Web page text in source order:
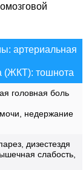
артериальная
(ЖКТ): тошнота
головная боль
недержание
дизестездя
слабость,